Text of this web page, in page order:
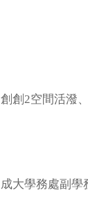
創創2空間活潑、
成大學務處副學